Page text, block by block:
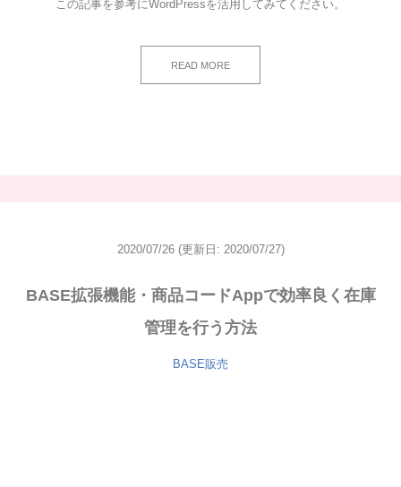
この記事を参考にWordPressを活用してみてください。
READ MORE
2020/07/26 (更新日: 2020/07/27)
BASE拡張機能・商品コードAppで効率良く在庫
管理を行う方法
BASE販売